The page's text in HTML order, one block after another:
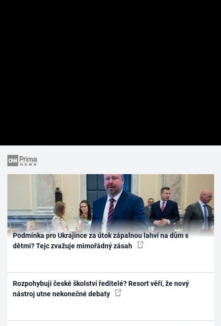
Podmínka pro Ukrajince za útok zápalnou lahví na dům s
dětmi? Tejc zvažuje mimořádný zásah
Rozpohybují české školství ředitelé? Resort věří, že nový
nástroj utne nekonečné debaty